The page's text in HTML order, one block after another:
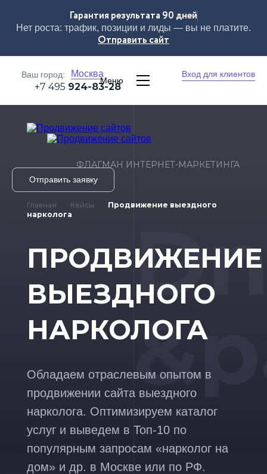
Гарантия результата 90 дней
Нет роста: трафик, позиции и лиды — вы не платите.
Отправить сайт
Ваш город: Москва
Меню
Вход для клиентов
+7 495 924-83-28
ФЛАГМАН ИНТЕРНЕТ-МАРКЕТИНГА
Отправить заявку
Главная Кейсы
Продвижение выездного
нарколога
ПРОДВИЖЕНИЕ
ВЫЕЗДНОГО
НАРКОЛОГА
Обладаем отраслевым опытом в
продвижении сайта выездного
нарколога. Оптимизируем каталог
услуг и выведем в Топ-10 по
популярным запросам «нарколог на
дом» и др. в Москве или по РФ.